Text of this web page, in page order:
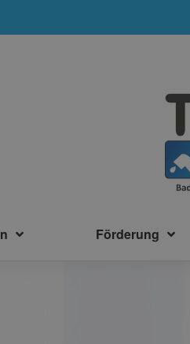
Förderung